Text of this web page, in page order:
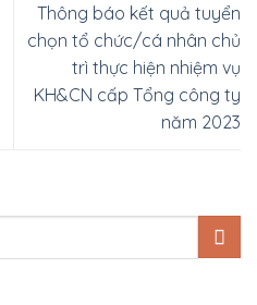
Thông báo kết quả tuyển
chọn tổ chức/cá nhân chủ
trì thực hiện nhiệm vụ
KH&CN cấp Tổng công ty
năm 2023